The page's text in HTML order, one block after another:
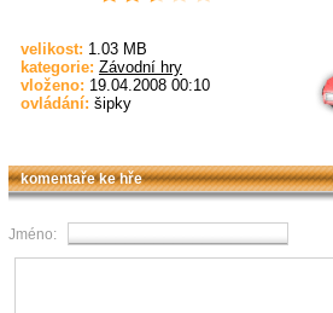
velikost: 1.03 MB
kategorie: Závodní hry
vloženo: 19.04.2008 00:10
ovládání: šipky
komentaře ke hře
Jméno: